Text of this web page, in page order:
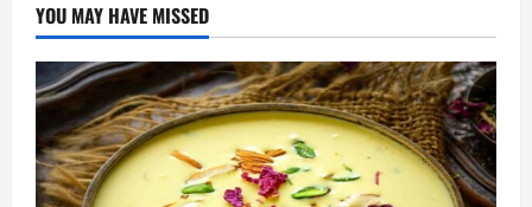
YOU MAY HAVE MISSED